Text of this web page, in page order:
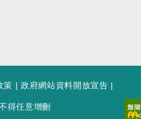
策 |政府網站資料開放宣告 |
得任意增刪